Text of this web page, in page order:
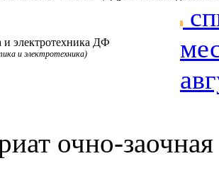
и электротехника ДФ
и электротехника)
очно-